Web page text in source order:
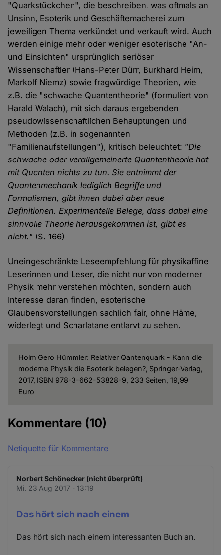
"Quarkstückchen", die beschreiben, was oftmals an
Unsinn, Esoterik und Geschäftemacherei zum
jeweiligen Thema verkündet und verkauft wird. Auch
werden einige mehr oder weniger esoterische "An-
und Einsichten" ursprünglich seriöser
Wissenschaftler (Hans-Peter Dürr, Burkhard Heim,
Markolf Niemz) sowie fragwürdige Theorien, wie
z.B. die "schwache Quantentheorie" (formuliert von
Harald Walach), mit sich daraus ergebenden
pseudowissenschaftlichen Behauptungen und
Methoden (z.B. in sogenannten
"Familienaufstellungen"), kritisch beleuchtet: "Die
schwache oder verallgemeinerte Quantentheorie hat
mit Quanten nichts zu tun. Sie entnimmt der
Quantenmechanik lediglich Begriffe und
Formalismen, gibt ihnen dabei aber neue
Definitionen. Experimentelle Belege, dass dabei eine
sinnvolle Theorie herausgekommen ist, gibt es
nicht." (S. 166)
Uneingeschränkte Leseempfehlung für physikaffine
Leserinnen und Leser, die nicht nur von moderner
Physik mehr verstehen möchten, sondern auch
Interesse daran finden, esoterische
Glaubensvorstellungen sachlich fair, ohne Häme,
widerlegt und Scharlatane entlarvt zu sehen.
Holm Gero Hümmler: Relativer Qantenquark - Kann die
moderne Physik die Esoterik belegen?, Springer-Verlag,
2017, ISBN 978-3-662-53828-9, 233 Seiten, 19,99
Euro
Kommentare (10)
Netiquette für Kommentare
Norbert Schönecker (nicht überprüft)
Mi. 23 Aug 2017 - 13:19
Das hört sich nach einem
Das hört sich nach einem interessanten Buch an.